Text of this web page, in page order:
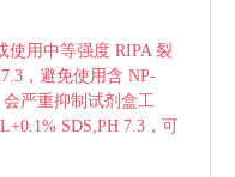
使用中等强度 RIPA 裂
，避免使用含 NP-
严重抑制试剂盒工
SDS,PH 7.3，可